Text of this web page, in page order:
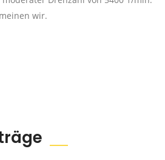
wir.